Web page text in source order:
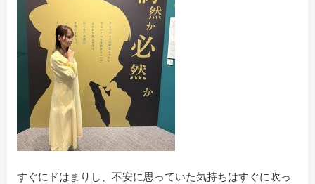
すぐにドはまりし、不安に思っていた気持ちはすぐに吹っ